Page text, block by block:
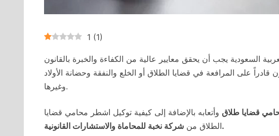
1 (1)
السعودية يجب أن يحقق معايير عالية من الكفاءة والخبرة بالقانون
على المرافعة في قضايا الطلاق أو الخلع والنفقة وحضانة الأولاد
وغيرها.
قضايا طلاق وأتعابه بالإضافة إلى كيفية توكيل اشطر محامي قضايا
الطلاق منشركة نخبة للمحاماة والاستشارات القانونية.